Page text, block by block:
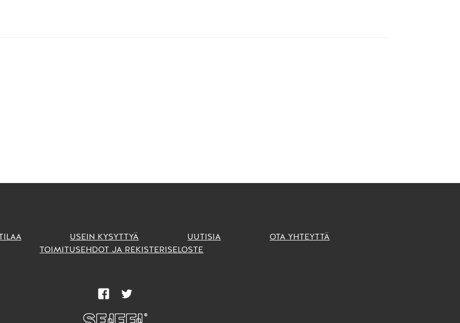
USEIN KYSYTTYÄ UUTISIA
OTA YHTEYTTÄ
TOIMITUSEHDOT JA REKISTERISELOSTE